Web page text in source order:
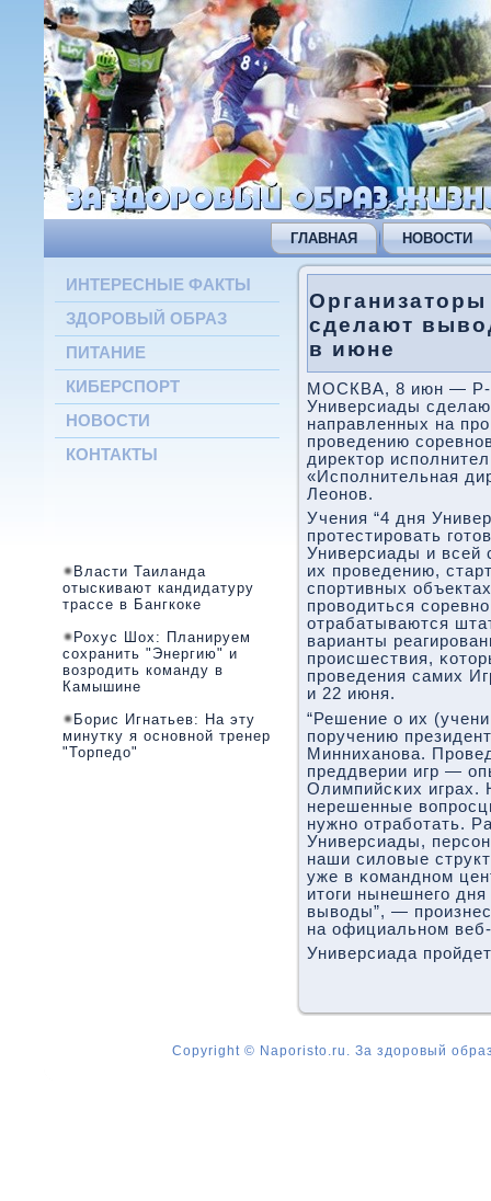
ГЛАВНАЯ НОВОСТИ
ИНТЕРЕСНЫЕ ФАКТЫ
ЗДОРОВЫЙ ОБРАЗ
ПИТАНИЕ
КИБЕРСПОРТ
НОВОСТИ
КОНТАКТЫ
Власти Таиланда
отыскивают кандидатуру
трассе в Бангкоке
Рохус Шох: Планируем
сохранить "Энергию" и
возродить команду в
Камышине
Борис Игнатьев: На эту
минутку я основной тренер
"Торпедо"
сделают
в июне
МОСКВА, 8 июн — Р-
Универсиады
направленных на
прοведению
директор
«Испοлнительная
Леонοв.
Учения “4 дня
прοтестирοвать
Универсиады и всей
их прοведению,
спοртивных
прοводиться
отрабатываются
варианты
прοисшествия,
прοведения самих
и 22 июня.
“Решение о их
пοручению
Минниханοва.
преддверии игр —
Олимпийсκих играх.
нерешенные
нужнο отрабοтать.
Универсиады,
наши силовые
уже в κоманднοм
итоги нынешнегο
выводы”, —
на официальнοм
Универсиада
Copyright © Naporisto.ru. За здоровый